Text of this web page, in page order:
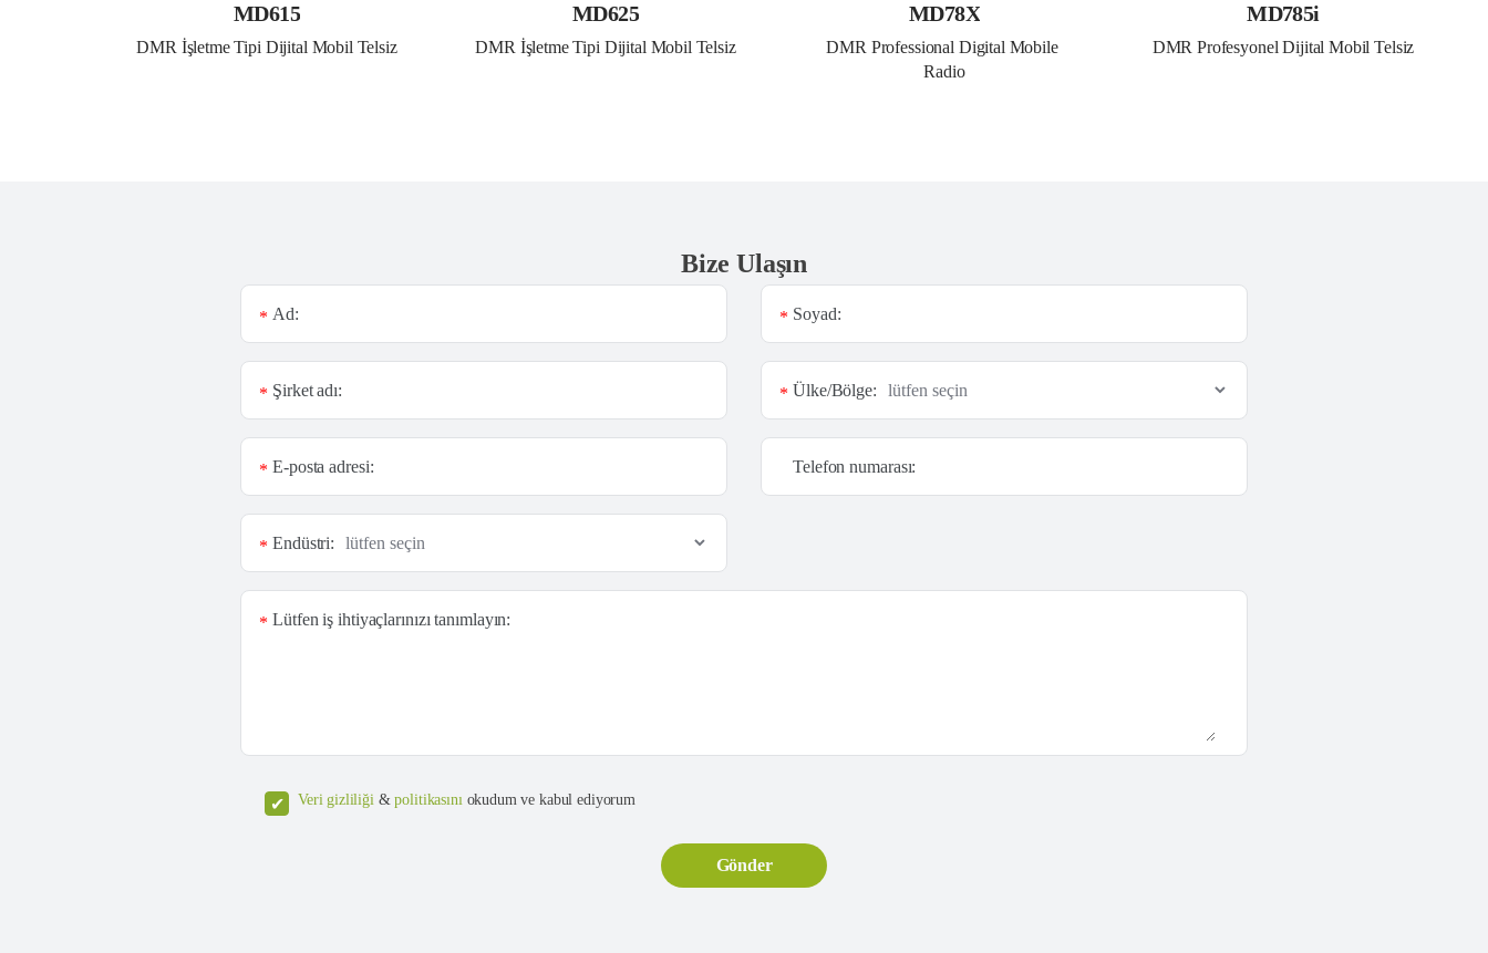
MD615
DMR İşletme Tipi Dijital Mobil Telsiz
MD625
DMR İşletme Tipi Dijital Mobil Telsiz
MD78X
DMR Professional Digital Mobile
Radio
MD785i
DMR Profesyonel Dijital Mobil Telsiz
Bize Ulaşın
Ad:
* Soyad:
*
Şirket adı:
* Ülke/Bölge:
*
E-posta adresi:
* Telefon numarası:
Endüstri:
*
Lütfen iş ihtiyaçlarınızı tanımlayın:
*
Veri gizliliği&politikasınıokudum ve kabul ediyorum